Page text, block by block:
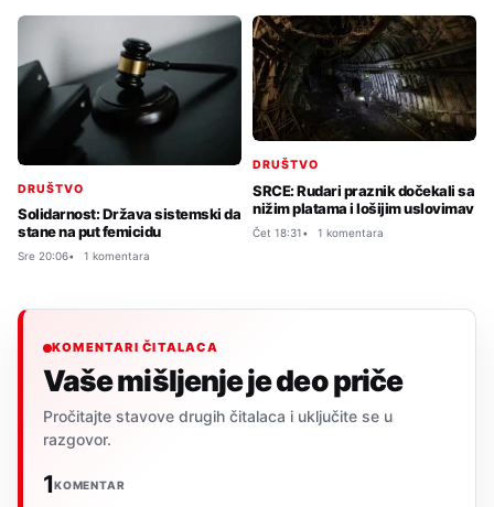
DRUŠTVO
Solidarnost: Država sistemski da
stane na put femicidu
Sre 20:06 1 komentara
DRUŠTVO
SRCE: Rudari praznik dočekali sa
nižim platama i lošijim uslovimav
Čet 18:31 1 komentara
KOMENTARI ČITALACA
Vaše mišljenje je deo priče
Pročitajte stavove drugih čitalaca i uključite se u
razgovor.
1KOMENTAR